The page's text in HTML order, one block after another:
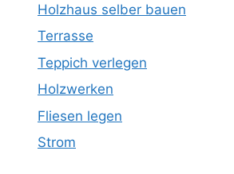
Holzhaus selber bauen
Terrasse
Teppich verlegen
Holzwerken
Fliesen legen
Strom